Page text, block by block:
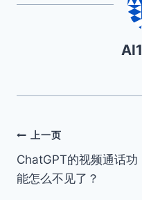
文
章
上一页
ChatGPT的视频通话功
能怎么不见了？